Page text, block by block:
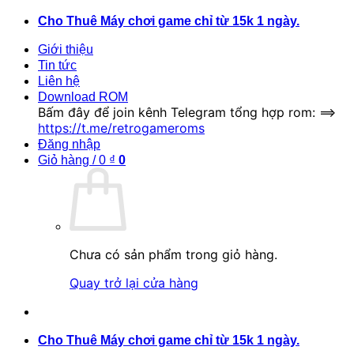
dung
Cho Thuê Máy chơi game chỉ từ 15k 1 ngày.
Giới thiệu
Tin tức
Liên hệ
Download ROM
Bấm đây để join kênh Telegram tổng hợp rom: ==>
https://t.me/retrogameroms
Đăng nhập
Giỏ hàng /0 ₫ 0
Chưa có sản phẩm trong giỏ hàng.
Quay trở lại cửa hàng
Cho Thuê Máy chơi game chỉ từ 15k 1 ngày.